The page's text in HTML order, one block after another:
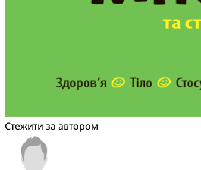
Стежити за автором